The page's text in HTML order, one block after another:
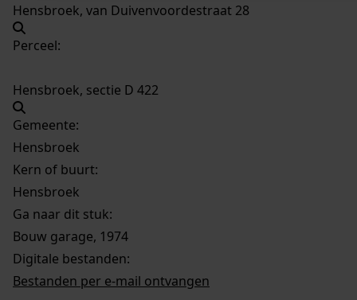
Hensbroek, van Duivenvoordestraat 28
Perceel:
Hensbroek, sectie D 422
Gemeente:
Hensbroek
Kern of buurt:
Hensbroek
Ga naar dit stuk:
Bouw garage, 1974
Digitale bestanden:
Bestanden per e-mail ontvangen